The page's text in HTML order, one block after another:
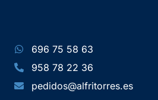
696 75 58 63
958 78 22 36
pedidos@alfritorres.es